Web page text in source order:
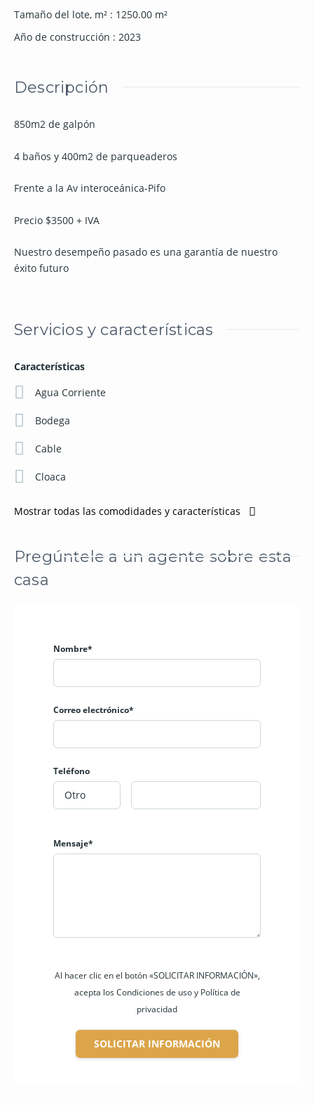
Tamaño del lote, m² : 1250.00 m²
Año de construcción : 2023
Descripción
850m2 de galpón
4 baños y 400m2 de parqueaderos
Frente a la Av interoceánica-Pifo
Precio $3500 + IVA
Nuestro desempeño pasado es una garantía de nuestro
éxito futuro
Servicios y características
Características
Agua Corriente
Bodega
Cable
Cloaca
Mostrar todas las comodidades y características
Pregúntele a un agente sobre esta
casa
Nombre*
Correo electrónico*
Teléfono
Mensaje*
Al hacer clic en el botón «SOLICITAR INFORMACIÓN»,
acepta los Condiciones de uso y Política de
privacidad
SOLICITAR INFORMACIÓN